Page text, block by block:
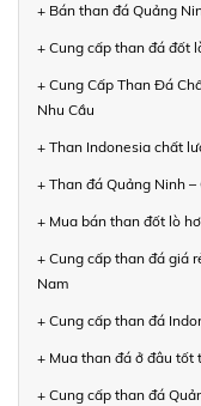
+ Bán than đá Quảng
+ Cung cấp than đá đốt
+ Cung Cấp Than Đá
Nhu Cầu
+ Than Indonesia chất
+ Than đá Quảng Ninh
+ Mua bán than đốt lò
+ Cung cấp than đá giá
Nam
+ Cung cấp than đá
+ Mua than đá ở đâu tốt
+ Cung cấp than đá